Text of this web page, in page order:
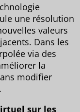
une résolution
valeurs
Dans les
via des
la
modifier
sur les